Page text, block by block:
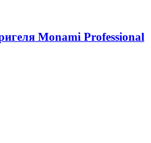
Monаmi Professional